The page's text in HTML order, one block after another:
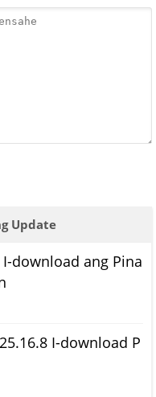
Update
I-download ang Pina
I-download P